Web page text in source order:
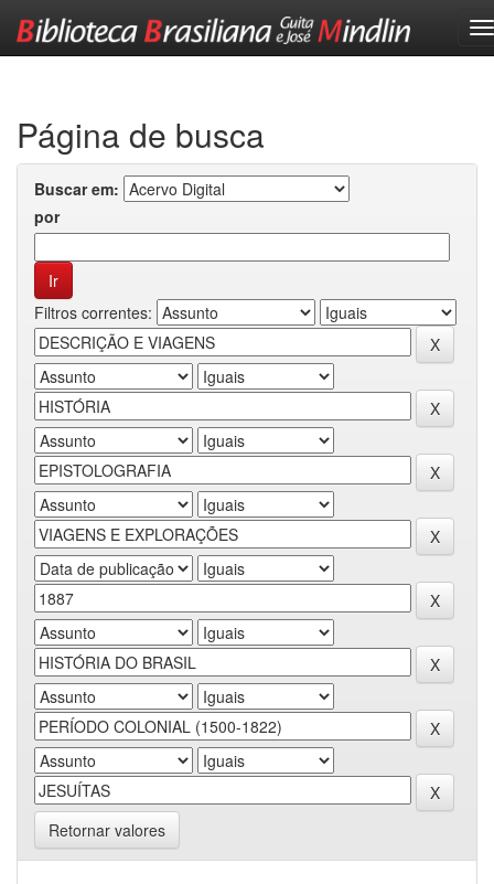
Página de busca
Buscar em:
por
Filtros correntes:
Retornar valores